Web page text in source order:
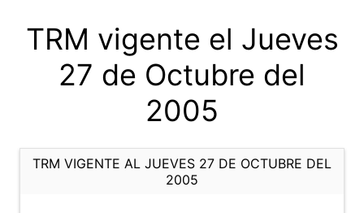
TRM vigente el Jueves
27 de Octubre del
2005
TRM VIGENTE AL JUEVES 27 DE OCTUBRE DEL
2005